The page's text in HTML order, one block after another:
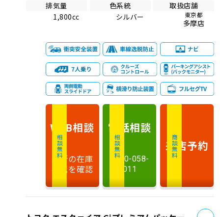
排気量
1,800cc
色系統
シルバー
取扱店舗
東京都
多摩店
相談無料
WEB相談
最新の在庫
状況を確認
相談無料
電話相談
0120-058-
011
商談無料
来店予約